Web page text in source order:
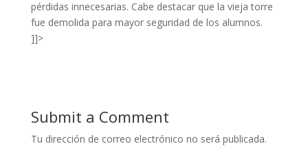
pérdidas innecesarias. Cabe destacar que la vieja torre
fue demolida para mayor seguridad de los alumnos.
]]>
Submit a Comment
Tu dirección de correo electrónico no será publicada.